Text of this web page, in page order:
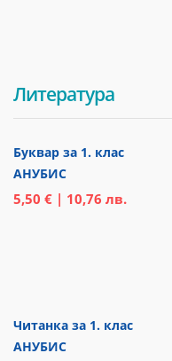
Литература
Буквар за 1. клас
АНУБИС
5,50 € | 10,76 лв.
Читанка за 1. клас
АНУБИС